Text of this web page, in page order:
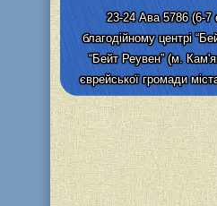
23-24 Ава 5786 (6-7
благодійному центрі
“Бейт Реувен” (м.
єврейської громади
видача та
Детальніше